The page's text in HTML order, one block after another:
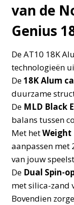
van de
Genius
De AT10 18K
technologieën
De18K Alum
duurzame
De MLD Black
balans tussen
Met hetWeight
aanpassen met
van jouw
De Dual Spin-
met silica-zand
Bovendien